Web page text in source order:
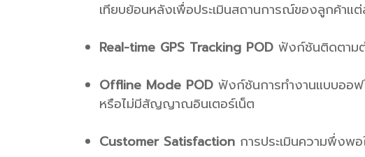
เทียบย้อนหลังเพื่อประเมินสถานการณ์ของลูกค้าแต่
Real-time GPS Tracking POD ฟังก์ชันติดตาม
Offline Mode POD ฟังก์ชันการทำงานแบบออ
หรือไม่มีสัญญาณอินเตอร์เน็ต
Customer Satisfaction การประเมินความพึ่งพ